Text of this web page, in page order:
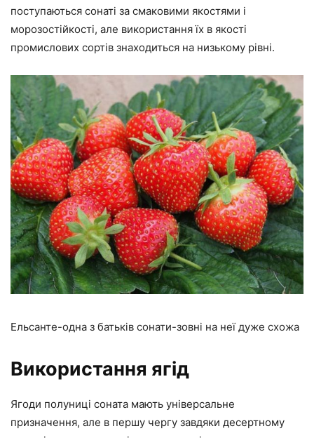
поступаються сонаті за смаковими якостями і
морозостійкості, але використання їх в якості
промислових сортів знаходиться на низькому рівні.
Ельсанте-одна з батьків сонати-зовні на неї дуже схожа
Використання ягід
Ягоди полуниці соната мають універсальне
призначення, але в першу чергу завдяки десертному